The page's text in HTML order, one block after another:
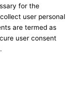
for the
user personal
are termed as
user consent